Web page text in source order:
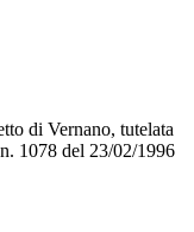
di Vernano, tutelata
1078 del 23/02/1996